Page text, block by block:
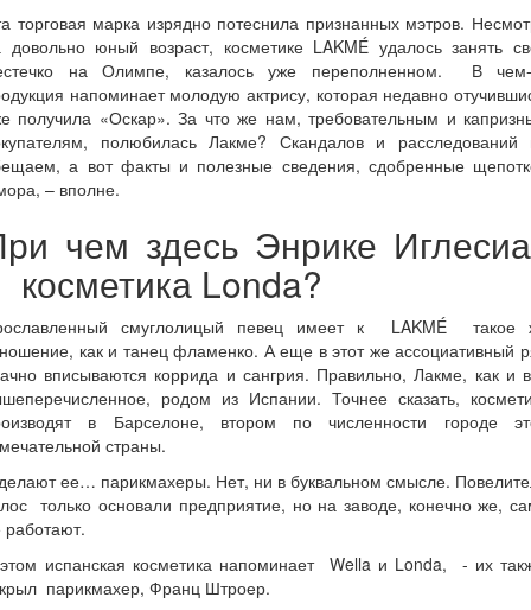
торговая марка изрядно потеснила признанных мэтров.
довольно юный возраст, косметике LAKMÉ удалось занять
на Олимпе, казалось уже переполненном. В чем-
напоминает молодую актрису, которая недавно
получила «Оскар». За что же нам, требовательным и
полюбилась Лакме? Скандалов и расследований
а вот факты и полезные сведения, сдобренные
– вполне.
чем здесь Энрике
косметика Londa?
смуглолицый певец имеет к LAKMÉ такое
как и танец фламенко. А еще в этот же ассоциативный
вписываются коррида и сангрия. Правильно, Лакме, как и
родом из Испании. Точнее сказать,
в Барселоне, втором по численности городе
страны.
ее… парикмахеры. Нет, ни в буквальном смысле.
только основали предприятие, но на заводе, конечно же,
работают.
испанская косметика напоминает Wella и Londa, - их
парикмахер, Франц Штроер.